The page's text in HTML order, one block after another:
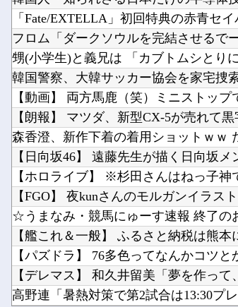
フロム「ダークソウルを完結させるで
韓国警察、大韓サッカー協会を家宅捜
【朗報】 マツダ、新型CX-5が売れて黒
【日向坂46】 遠藤先生が描く日向坂
【ホロライブ】 ※杉田さんはねっ子神
【FGO】 夜kunさんのモルガンイラス
☆うまなみ・競馬にゅーす速報 終了の
【艦これ＆一般】 ふるさと納税は熊本
【デレマス】 和久井留美「夢を作って
高野連「暑熱対策で第2試合は13:30プ